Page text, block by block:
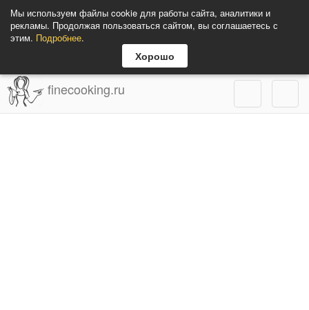
Мы используем файлы cookie для работы сайта, аналитики и
рекламы. Продолжая пользоваться сайтом, вы соглашаетесь с
этим. Подробнее.
Хорошо
finecooking.ru